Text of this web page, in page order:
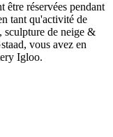
être réservées pendant
tant qu'activité de
sculpture de neige &
vous avez en
Igloo.